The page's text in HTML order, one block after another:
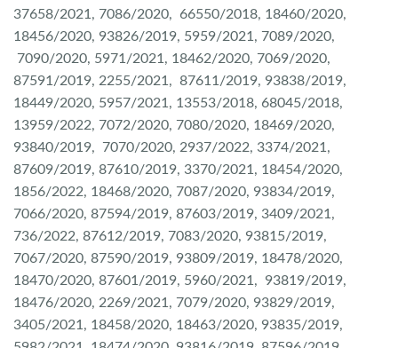
37658/2021, 7086/2020, 66550/2018, 18460/2020,
18456/2020, 93826/2019, 5959/2021, 7089/2020,
7090/2020, 5971/2021, 18462/2020, 7069/2020,
87591/2019, 2255/2021, 87611/2019, 93838/2019,
18449/2020, 5957/2021, 13553/2018, 68045/2018,
13959/2022, 7072/2020, 7080/2020, 18469/2020,
93840/2019, 7070/2020, 2937/2022, 3374/2021,
87609/2019, 87610/2019, 3370/2021, 18454/2020,
1856/2022, 18468/2020, 7087/2020, 93834/2019,
7066/2020, 87594/2019, 87603/2019, 3409/2021,
736/2022, 87612/2019, 7083/2020, 93815/2019,
7067/2020, 87590/2019, 93809/2019, 18478/2020,
18470/2020, 87601/2019, 5960/2021, 93819/2019,
18476/2020, 2269/2021, 7079/2020, 93829/2019,
3405/2021, 18458/2020, 18463/2020, 93835/2019,